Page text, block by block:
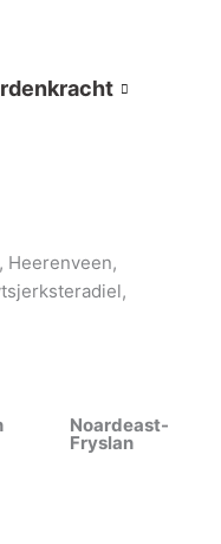
Heerenveen,
Noardeast-
Fryslan